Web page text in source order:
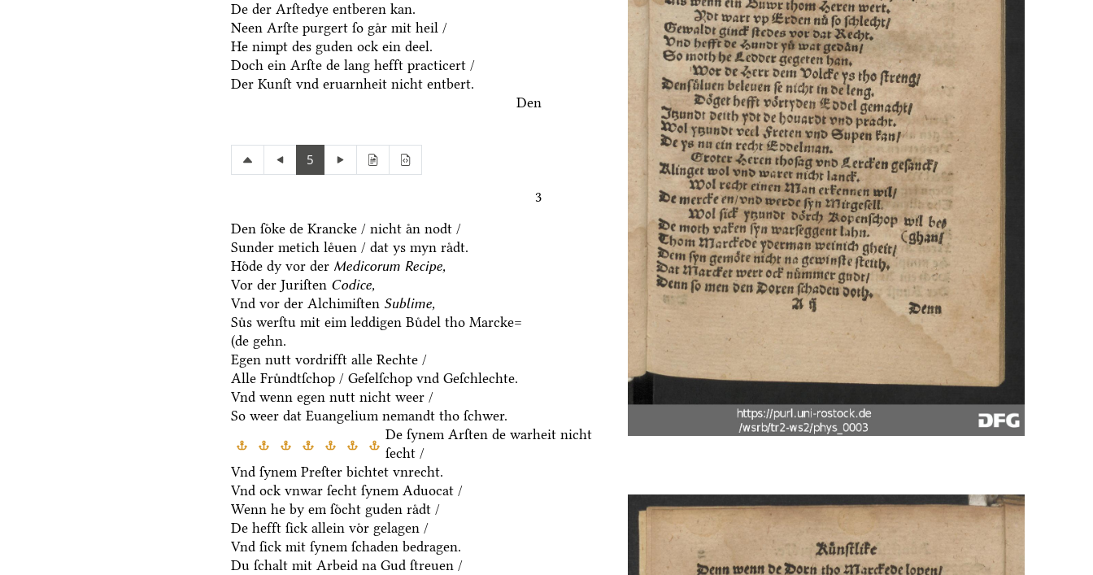
De der Arſtedye entberen kan.
Neen Arſte purgert ſo gaͤr mit heil /
He nimpt des guden ock ein deel.
Doch ein Arſte de lang hefft practicert /
Der Kunſt vnd eruarnheit nicht entbert.
Den
5
3
Den ſoͤke de Krancke / nicht aͤn nodt /
Sunder metich leͤuen / dat ys myn raͤdt.
Hoͤde dy vor der Medicorum Recipe,
Vor der Juriſten Codice,
Vnd vor der Alchimiſten Sublime,
Suͤs werſtu mit eim leddigen Buͤdel tho Marcke=
(de gehn.
Egen nutt vordrifft alle Rechte /
Alle Fruͤndtſchop / Geſelſchop vnd Geſchlechte.
Vnd wenn egen nutt nicht weer /
So weer dat Euangelium nemandt tho ſchwer.
De ſynem Arſten de warheit nicht
ſecht /
Vnd ſynem Preſter bichtet vnrecht.
Vnd ock vnwar ſecht ſynem Aduocat /
Wenn he by em ſoͤcht guden raͤdt /
De hefft ſick allein voͤr gelagen /
Vnd ſick mit ſynem ſchaden bedragen.
Du ſchalt mit Arbeid na Gud ſtreuen /